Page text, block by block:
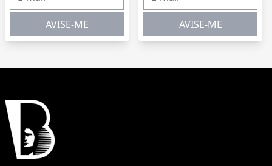
AVISE-ME AVISE-ME